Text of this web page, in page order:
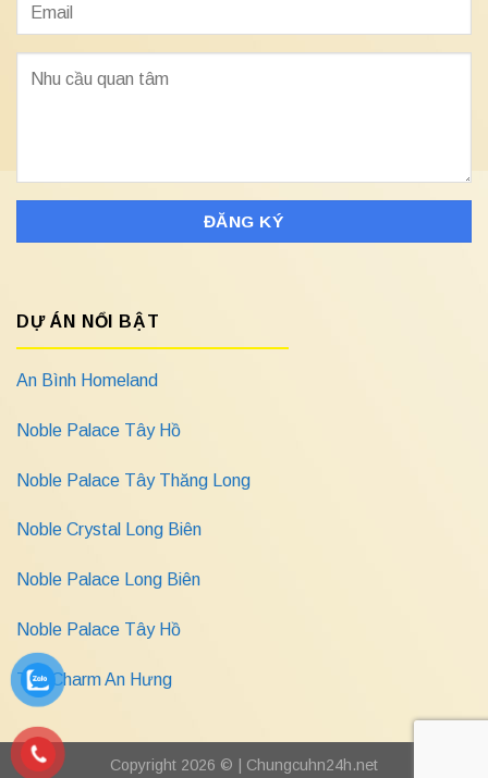
DỰ ÁN NỔI BẬT
An Bình Homeland
Noble Palace Tây Hồ
Noble Palace Tây Thăng Long
Noble Crystal Long Biên
Noble Palace Long Biên
Noble Palace Tây Hồ
The Charm An Hưng
Copyright 2026 © | Chungcuhn24h.net